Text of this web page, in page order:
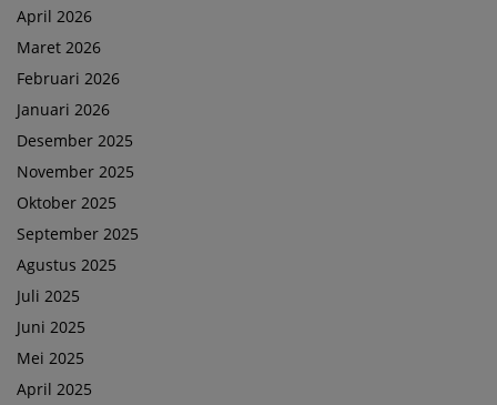
April 2026
Maret 2026
Februari 2026
Januari 2026
Desember 2025
November 2025
Oktober 2025
September 2025
Agustus 2025
Juli 2025
Juni 2025
Mei 2025
April 2025